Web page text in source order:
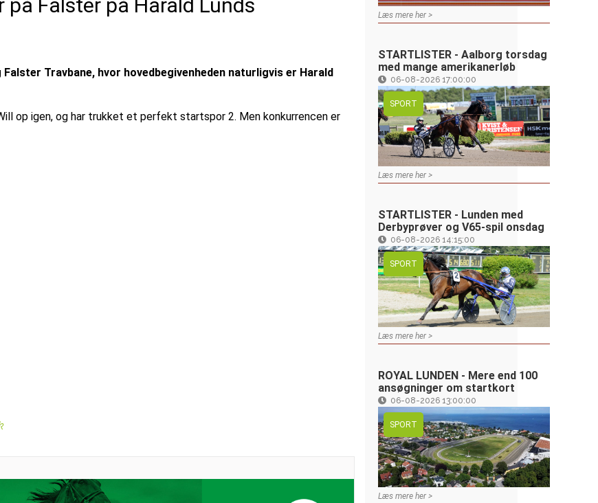
på Falster på Harald Lunds
Travbane, hvor hovedbegivenheden naturligvis er Harald
op igen, og har trukket et perfekt startspor 2. Men konkurrencen er
Læs mere her >
STARTLISTER - Aalborg torsdag
med mange amerikanerløb
06-08-2026 17:00:00
SPORT
Læs mere her >
STARTLISTER - Lunden med
Derbyprøver og V65-spil onsdag
06-08-2026 14:15:00
SPORT
Læs mere her >
ROYAL LUNDEN - Mere end 100
ansøgninger om startkort
06-08-2026 13:00:00
SPORT
Læs mere her >